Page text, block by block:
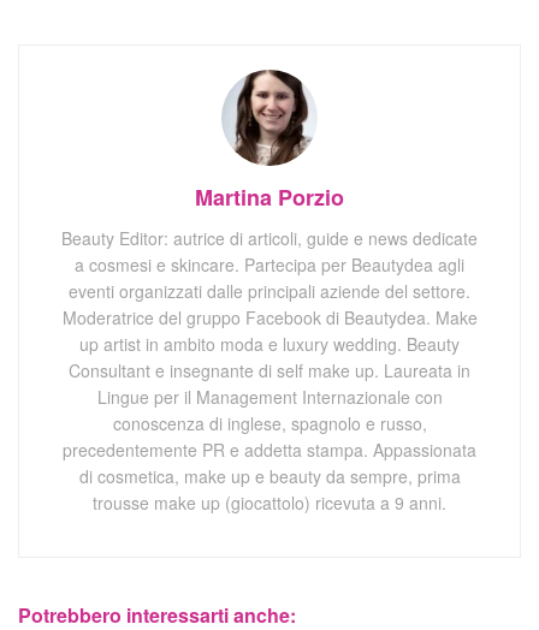
Martina Porzio
Beauty Editor: autrice di articoli, guide e news dedicate
a cosmesi e skincare. Partecipa per Beautydea agli
eventi organizzati dalle principali aziende del settore.
Moderatrice del gruppo Facebook di Beautydea. Make
up artist in ambito moda e luxury wedding. Beauty
Consultant e insegnante di self make up. Laureata in
Lingue per il Management Internazionale con
conoscenza di inglese, spagnolo e russo,
precedentemente PR e addetta stampa. Appassionata
di cosmetica, make up e beauty da sempre, prima
trousse make up (giocattolo) ricevuta a 9 anni.
Potrebbero interessarti anche: